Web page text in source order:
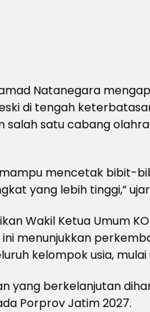
Natanegara
di tengah
salah satu cabang
mampu mencetak bibit-
yang lebih tinggi,”
Wakil Ketua Umum
menunjukkan
kelompok usia, mulai
yang berkelanjutan
Porprov Jatim 2027.